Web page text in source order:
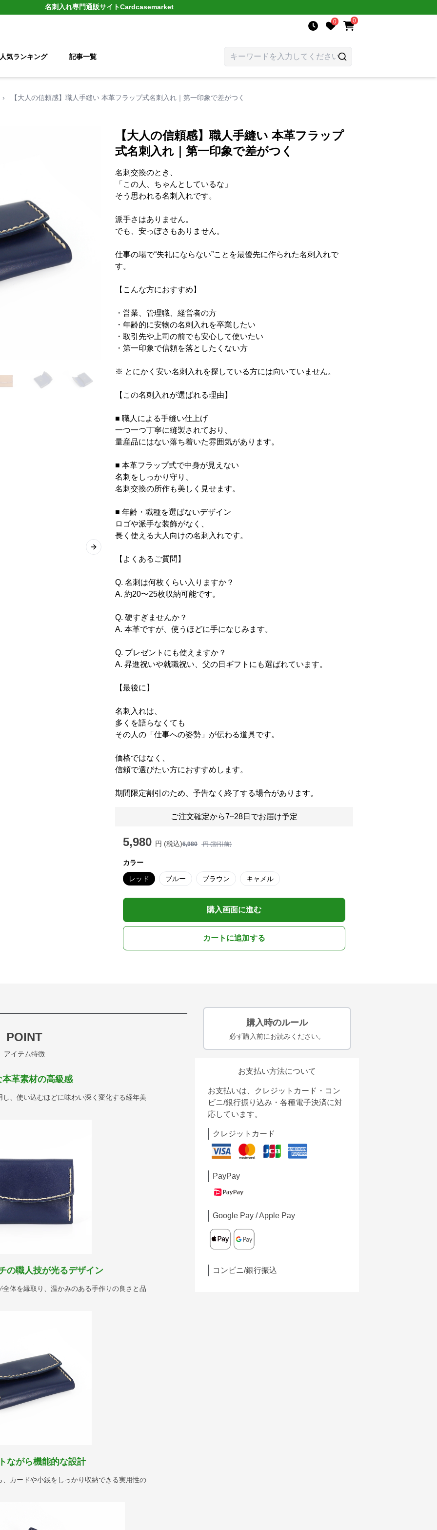
名刺入れ専門通販サイトCardcasemarket
0 0
人気ランキング 記事一覧
› 【大人の信頼感】職人手縫い 本革フラップ式名刺入れ｜第一印象で差がつく
Next slide
【大人の信頼感】職人手縫い 本革フラップ
式名刺入れ｜第一印象で差がつく
名刺交換のとき、
「この人、ちゃんとしているな」
そう思われる名刺入れです。
派手さはありません。
でも、安っぽさもありません。
仕事の場で“失礼にならない”ことを最優先に作られた名刺入れで
す。
【こんな方におすすめ】
・営業、管理職、経営者の方
・年齢的に安物の名刺入れを卒業したい
・取引先や上司の前でも安心して使いたい
・第一印象で信頼を落としたくない方
※ とにかく安い名刺入れを探している方には向いていません。
【この名刺入れが選ばれる理由】
■ 職人による手縫い仕上げ
一つ一つ丁寧に縫製されており、
量産品にはない落ち着いた雰囲気があります。
■ 本革フラップ式で中身が見えない
名刺をしっかり守り、
名刺交換の所作も美しく見せます。
■ 年齢・職種を選ばないデザイン
ロゴや派手な装飾がなく、
長く使える大人向けの名刺入れです。
【よくあるご質問】
Q. 名刺は何枚くらい入りますか？
A. 約20〜25枚収納可能です。
Q. 硬すぎませんか？
A. 本革ですが、使うほどに手になじみます。
Q. プレゼントにも使えますか？
A. 昇進祝いや就職祝い、父の日ギフトにも選ばれています。
【最後に】
名刺入れは、
多くを語らなくても
その人の「仕事への姿勢」が伝わる道具です。
価格ではなく、
信頼で選びたい方におすすめします。
期間限定割引のため、予告なく終了する場合があります。
ご注文確定から7~28日でお届け予定
5,980 円 (税込)6,980 円 (割引前)
カラー
レッド ブルー ブラウン キャメル
購入画面に進む
カートに追加する
POINT
アイテム特徴
本革素材の高級感
、使い込むほどに味わい深く変化する経年美
の職人技が光るデザイン
体を縁取り、温かみのある手作りの良さと品
ながら機能的な設計
カードや小銭をしっかり収納できる実用性の
購入時のルール
必ず購入前にお読みください。
お支払い方法について
お支払いは、クレジットカード・コン
ビニ/銀行振り込み・各種電子決済に対
応しています。
クレジットカード
PayPay
Google Pay / Apple Pay
コンビニ/銀行振込